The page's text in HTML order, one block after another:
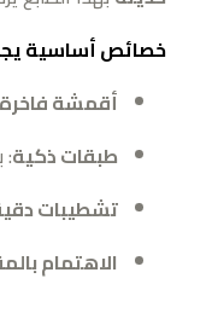
خصائص أساسية
أقمشة فاخرة
طبقات ذكية:
تشطيبات
الاهتمام